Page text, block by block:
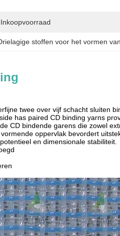
Inkoopvoorraad
stoffen voor het vormen
twee over vijf schacht sluiten
has paired CD binding yarns
CD bindende garens die zowel
oppervlak bevordert
en dimensionale stabiliteit.